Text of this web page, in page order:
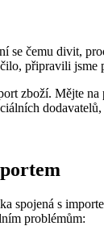
se čemu divit,
připravili
zboží. Mějte
spojená s
problémům: